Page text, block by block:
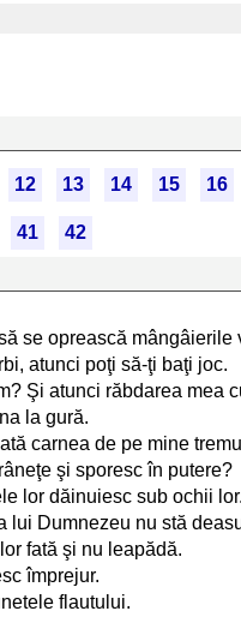
12 13 14 15 16
41
42
se oprească mângâierile
atunci poţi să-ţi baţi joc.
Şi atunci răbdarea mea
la gură.
carnea de pe mine
şi sporesc în putere?
lor dăinuiesc sub ochii lor.
lui Dumnezeu nu stă
fată şi nu leapădă.
împrejur.
flautului.